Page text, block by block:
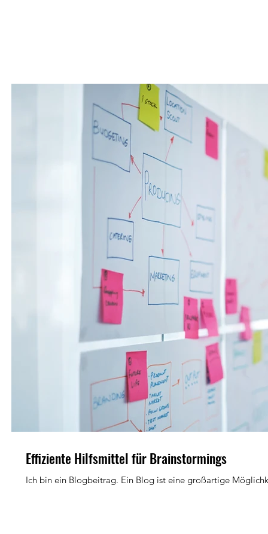
Effiziente Hilfsmittel für Brainstormings
Ich bin ein Blogbeitrag. Ein Blog ist eine großartige